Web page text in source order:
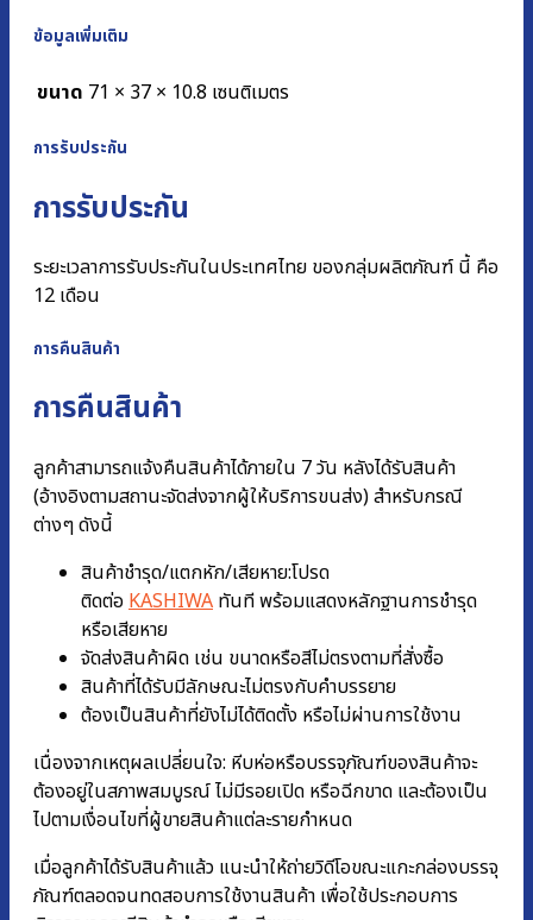
ข้อมูลเพิ่มเติม
ขนาด 71 × 37 × 10.8 เซนติเมตร
การรับประกัน
การรับประกัน
ระยะเวลาการรับประกันในประเทศไทย ของกลุ่มผลิตภัณฑ์ นี้ คือ
12 เดือน
การคืนสินค้า
การคืนสินค้า
ลูกค้าสามารถแจ้งคืนสินค้าได้ภายใน 7 วัน หลังได้รับสินค้า
(อ้างอิงตามสถานะจัดส่งจากผู้ให้บริการขนส่ง) สำหรับกรณี
ต่างๆ ดังนี้
สินค้าชำรุด/แตกหัก/เสียหาย:โปรด
ติดต่อ KASHIWA ทันที พร้อมแสดงหลักฐานการชํารุด
หรือเสียหาย
จัดส่งสินค้าผิด เช่น ขนาดหรือสีไม่ตรงตามที่สั่งซื้อ
สินค้าที่ได้รับมีลักษณะไม่ตรงกับคำบรรยาย
ต้องเป็นสินค้าที่ยังไม่ได้ติดตั้ง หรือไม่ผ่านการใช้งาน
เนื่องจากเหตุผลเปลี่ยนใจ: หีบห่อหรือบรรจุภัณฑ์ของสินค้าจะ
ต้องอยู่ในสภาพสมบูรณ์ ไม่มีรอยเปิด หรือฉีกขาด และต้องเป็น
ไปตามเงื่อนไขที่ผู้ขายสินค้าแต่ละรายกำหนด
เมื่อลูกค้าได้รับสินค้าแล้ว แนะนำให้ถ่ายวิดีโอขณะแกะกล่องบรรจุ
ภัณฑ์ตลอดจนทดสอบการใช้งานสินค้า เพื่อใช้ประกอบการ